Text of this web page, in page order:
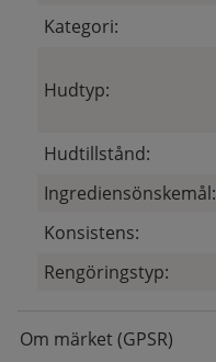
Kategori:
Hudtyp:
Hudtillstånd:
Ingrediensönskemål:
Konsistens:
Rengöringstyp:
Om märket (GPSR)